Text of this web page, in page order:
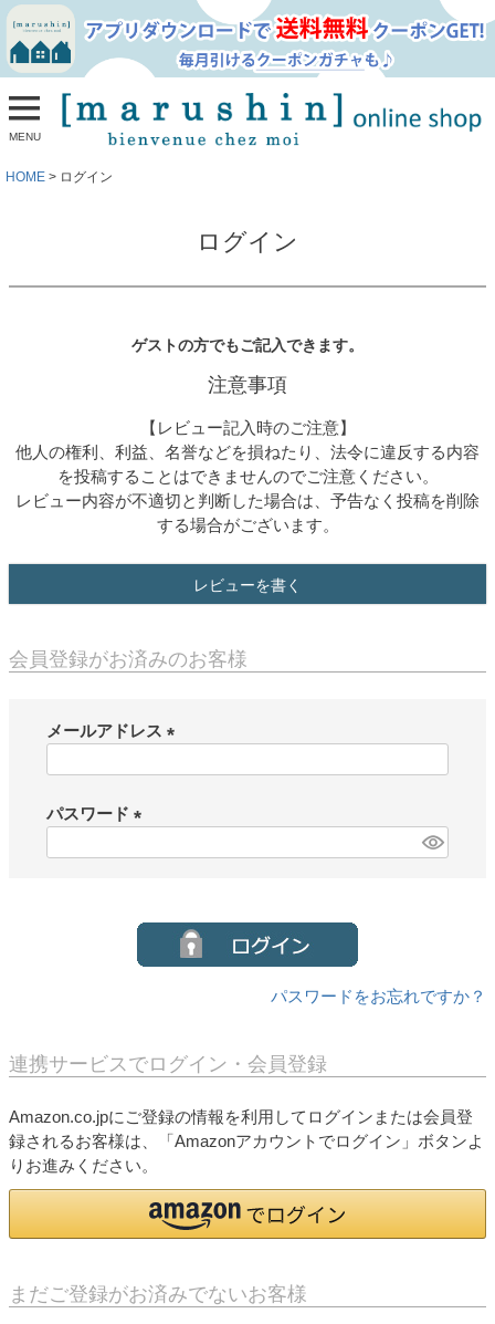
MENU
HOME ログイン
ログイン
ゲストの方でもご記入できます。
注意事項
【レビュー記入時のご注意】
他人の権利、利益、名誉などを損ねたり、法令に違反する内容
を投稿することはできませんのでご注意ください。
レビュー内容が不適切と判断した場合は、予告なく投稿を削除
する場合がございます。
レビューを書く
会員登録がお済みのお客様
メールアドレス
パスワード
パスワードをお忘れですか？
連携サービスでログイン・会員登録
Amazon.co.jpにご登録の情報を利用してログインまたは会員登
録されるお客様は、「Amazonアカウントでログイン」ボタンよ
りお進みください。
まだご登録がお済みでないお客様